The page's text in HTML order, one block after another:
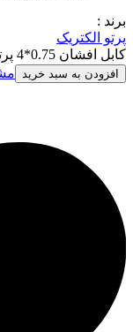
برند :
پرتو الکتریک
کابل افشان 0.75*4 پرتو الکتریک عدد
افزودن به سبد خرید